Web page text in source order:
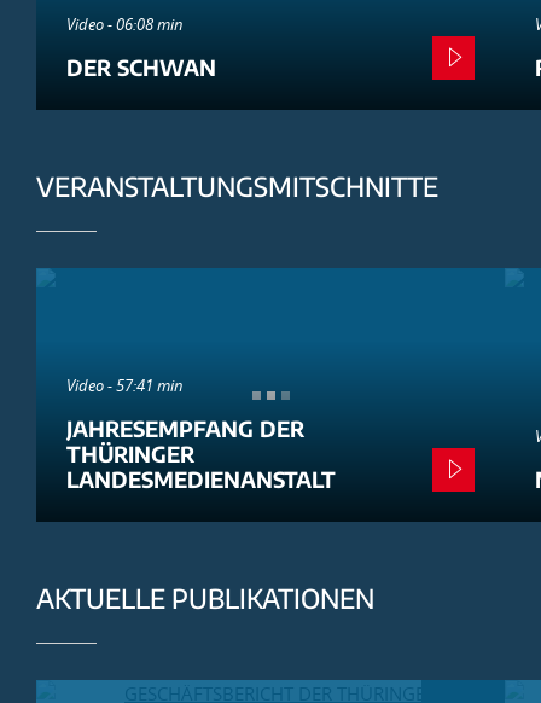
Video - 06:08 min
DER SCHWAN
VERANSTALTUNGSMITSCHNITTE
Video - 57:41 min
JAHRESEMPFANG DER
THÜRINGER
LANDESMEDIENANSTALT
AKTUELLE PUBLIKATIONEN